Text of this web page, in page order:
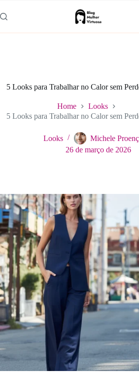
para
o
5 Looks para Trabalhar no Calor sem
Home
Looks
5 Looks para Trabalhar no Calor sem
Looks
Michele
26 de março de 2026